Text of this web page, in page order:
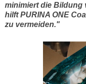
minimiert die Bildung
hilft PURINA ONE
zu vermeiden."